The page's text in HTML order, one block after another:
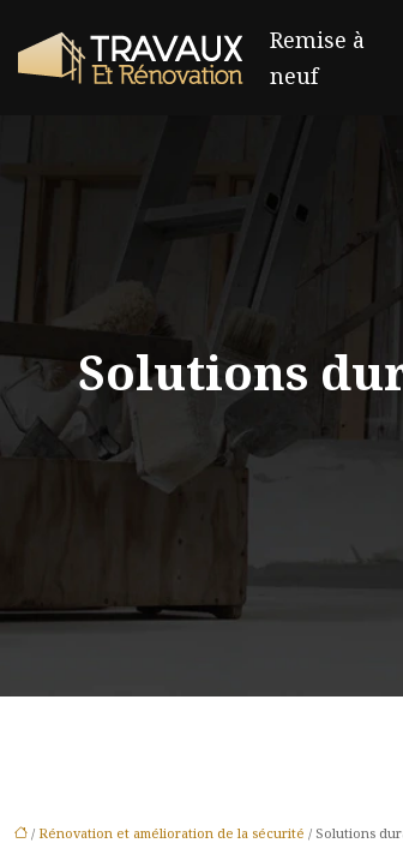
Remise à
neuf
Solutions
/ Rénovation et amélioration de la sécurité / Solutions